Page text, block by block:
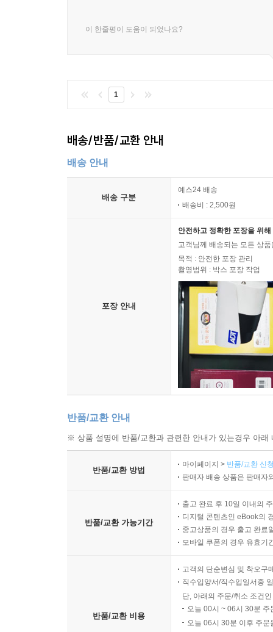
이 한줄평이 도움이 되었나요?
1
배송/반품/교환 안내
배송 안내
배송 구분
예스24 배송
배송비 : 2,500원
포장 안내
안전하고 정확한 포장을 위
고객님께 배송되는 모든 상
목적 : 안전한 포장 관리
촬영범위 : 박스 포장 작업
반품/교환 안내
※ 상품 설명에 반품/교환과 관련한 안내가 있는경우 아
반품/교환 방법
마이페이지 > 반품/교환 신
판매자 배송 상품은 판매자
반품/교환 가능기간
출고 완료 후 10일 이내의
디지털 콘텐츠인 eBook의
중고상품의 경우 출고 완료
모바일 쿠폰의 경우 유효기
반품/교환 비용
고객의 단순변심 및 착오구
직수입양서/직수입일서중
단, 아래의 주문/취소 조건
오늘 00시 ~ 06시 30분
오늘 06시 30분 이후 주